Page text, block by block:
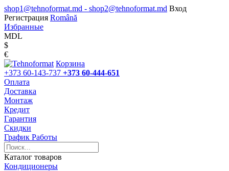
shop1@tehnoformat.md - shop2@tehnoformat.md Вход
Регистрация Română
Избранные
MDL
$
€
Корзина
+373 60-143-737 +373 60-444-651
Оплата
Доставка
Монтаж
Кредит
Гарантия
Скидки
График Работы
Каталог товаров
Кондиционеры